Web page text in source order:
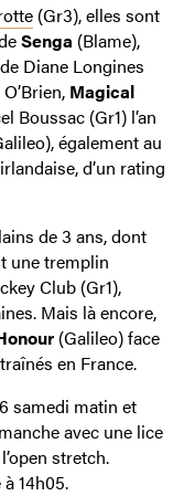
(Gr3), elles sont
Senga (Blame),
Diane Longines
Magical
Boussac (Gr1) l’an
également au
d’un rating
de 3 ans, dont
une tremplin
Club (Gr1),
Mais là encore,
(Galileo) face
en France.
samedi matin et
avec une lice
stretch.
14h05.